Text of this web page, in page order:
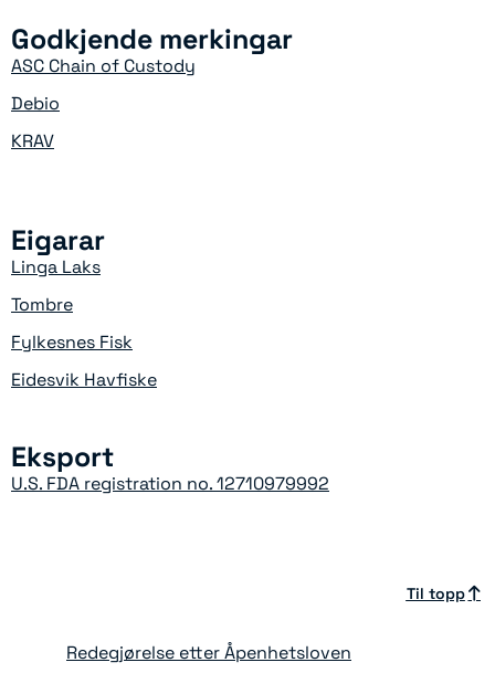
Godkjende merkingar
ASC Chain of Custody
Debio
KRAV
Eigarar
Linga Laks
Tombre
Fylkesnes Fisk
Eidesvik Havfiske
Eksport
U.S. FDA registration no. 12710979992
Til topp
Redegjørelse etter Åpenhetsloven